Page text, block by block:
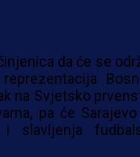
da će se
na Svjetsko
pa će
slavljenja